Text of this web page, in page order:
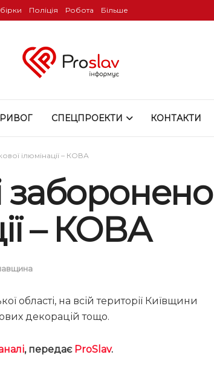
Поліція Робота Більше
СПЕЦПРОЕКТИ КОНТАКТИ
ілюмінації – КОВА
– КОВА
області, на всій території Київщини
декорацій тощо.
, передає ProSlav.